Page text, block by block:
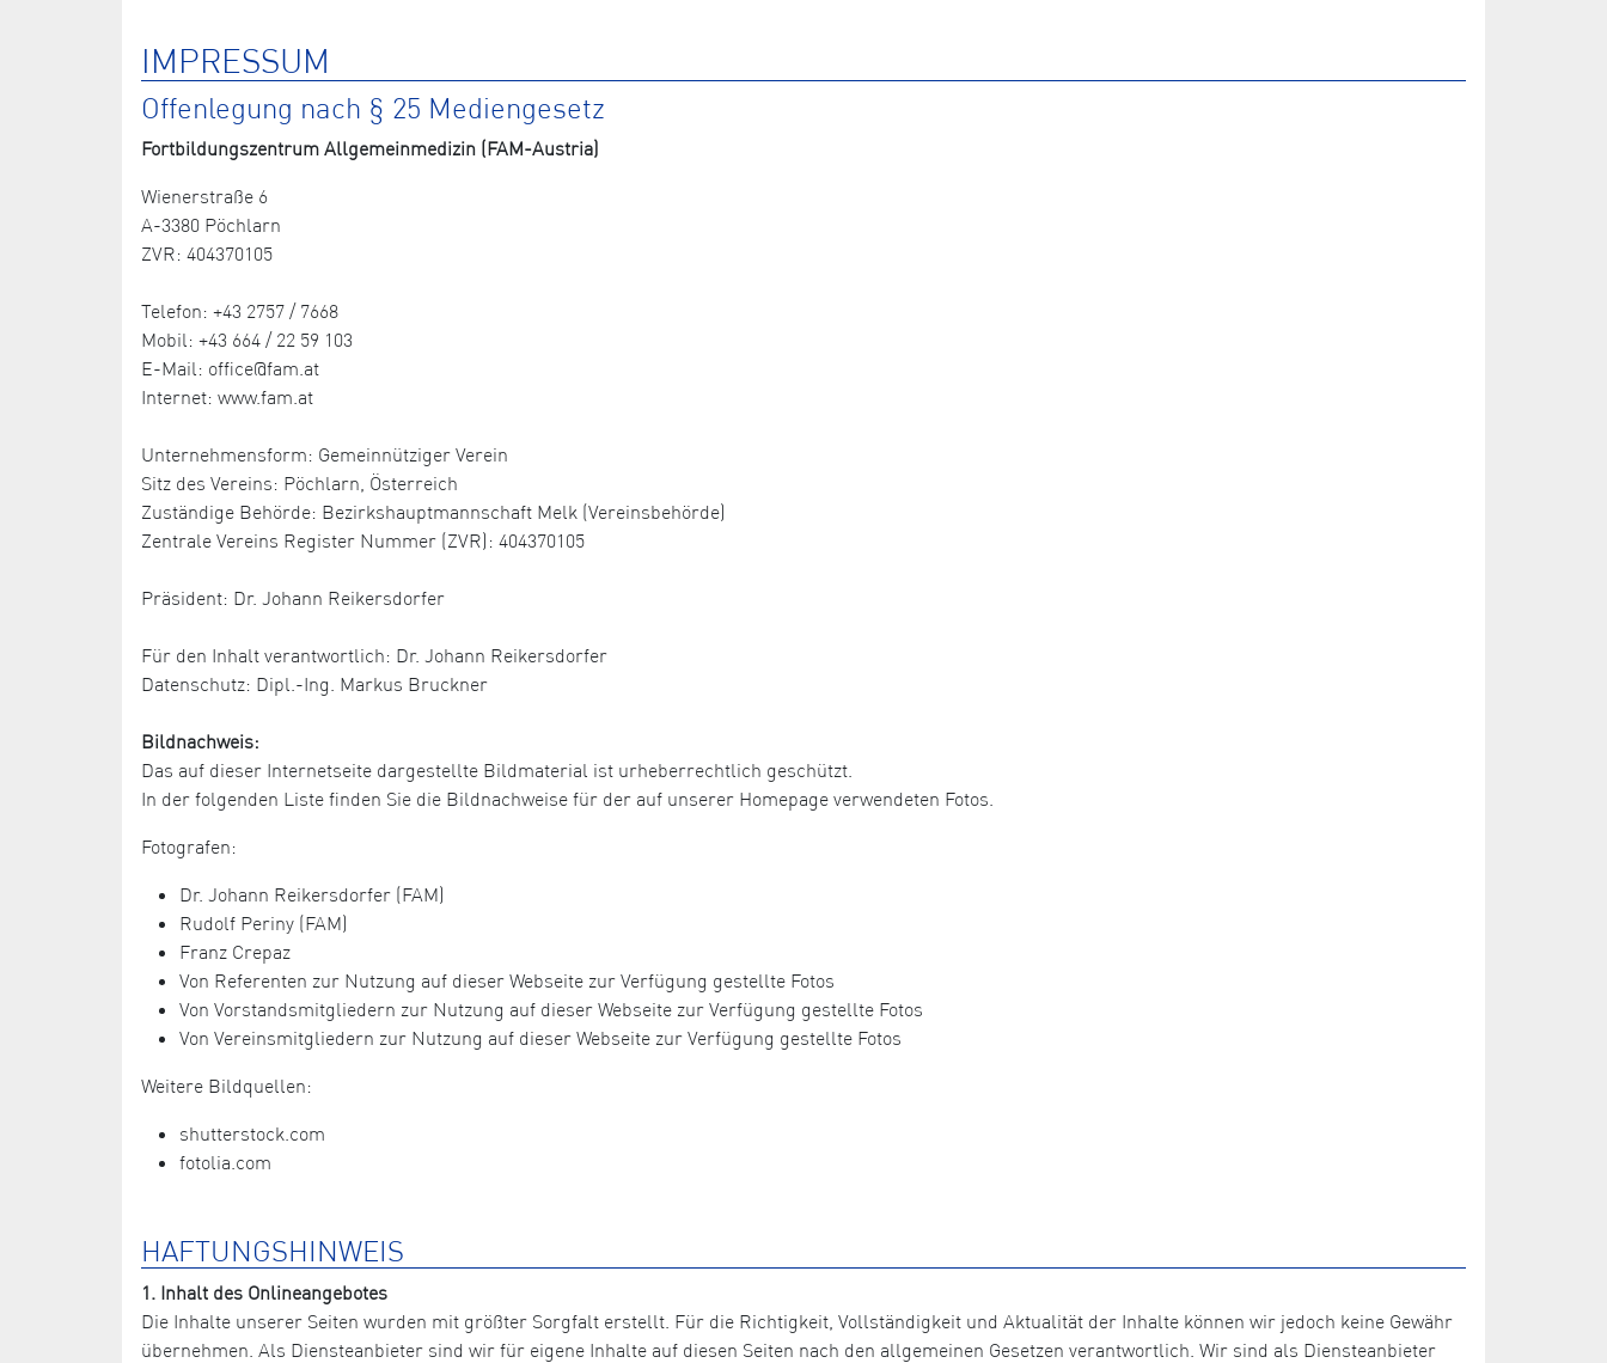
IMPRESSUM
Offenlegung nach § 25 Mediengesetz
Fortbildungszentrum Allgemeinmedizin (FAM-Austria)
Wienerstraße 6
A-3380 Pöchlarn
ZVR: 404370105
Telefon: +43 2757 / 7668
Mobil: +43 664 / 22 59 103
E-Mail: office@fam.at
Internet: www.fam.at
Unternehmensform: Gemeinnütziger Verein
Sitz des Vereins: Pöchlarn, Österreich
Zuständige Behörde: Bezirkshauptmannschaft Melk (Vereinsbehörde)
Zentrale Vereins Register Nummer (ZVR): 404370105
Präsident: Dr. Johann Reikersdorfer
Für den Inhalt verantwortlich: Dr. Johann Reikersdorfer
Datenschutz: Dipl.-Ing. Markus Bruckner
Bildnachweis:
Das auf dieser Internetseite dargestellte Bildmaterial ist urheberrechtlich geschützt.
In der folgenden Liste finden Sie die Bildnachweise für der auf unserer Homepage verwendeten Fotos.
Fotografen:
Dr. Johann Reikersdorfer (FAM)
Rudolf Periny (FAM)
Franz Crepaz
Von Referenten zur Nutzung auf dieser Webseite zur Verfügung gestellte Fotos
Von Vorstandsmitgliedern zur Nutzung auf dieser Webseite zur Verfügung gestellte Fotos
Von Vereinsmitgliedern zur Nutzung auf dieser Webseite zur Verfügung gestellte Fotos
Weitere Bildquellen:
shutterstock.com
fotolia.com
HAFTUNGSHINWEIS
1. Inhalt des Onlineangebotes
Die Inhalte unserer Seiten wurden mit größter Sorgfalt erstellt. Für die Richtigkeit, Vollständigkeit und Aktualität der Inhalte können wir jedoch keine Gewähr
übernehmen. Als Diensteanbieter sind wir für eigene Inhalte auf diesen Seiten nach den allgemeinen Gesetzen verantwortlich. Wir sind als Diensteanbieter